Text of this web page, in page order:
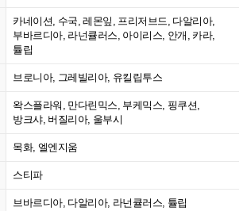
카네이션, 수국, 레몬잎, 프리저브드, 다알리아,
부바르디아, 라넌큘러스, 아이리스, 안개, 카라,
튤립
브로니아, 그레빌리아, 유킬립투스
왁스플라워, 만다린믹스, 부케믹스, 핑쿠션,
방크샤, 버질리아, 울부시
목화, 엘엔지움
스티파
브바르디아, 다알리아, 라넌큘러스, 튤립